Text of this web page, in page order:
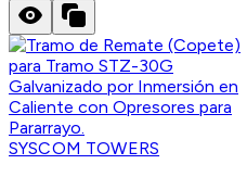
SYSCOM TOWERS